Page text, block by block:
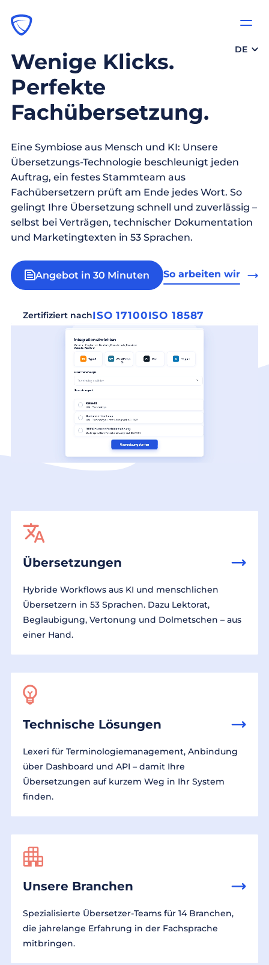
DE
Wenige Klicks.
Perfekte
Fachübersetzung.
Eine Symbiose aus Mensch und KI: Unsere
Übersetzungs-Technologie beschleunigt jeden
Auftrag, ein festes Stammteam aus
Fachübersetzern prüft am Ende jedes Wort. So
gelingt Ihre Übersetzung schnell und zuverlässig –
selbst bei Verträgen, technischer Dokumentation
und Marketingtexten in 53 Sprachen.
Angebot in 30 Minuten So arbeiten wir
Zertifiziert nachISO 17100ISO 18587
Übersetzungen
Hybride Workflows aus KI und menschlichen
Übersetzern in 53 Sprachen. Dazu Lektorat,
Beglaubigung, Vertonung und Dolmetschen – aus
einer Hand.
Technische Lösungen
Lexeri für Terminologiemanagement, Anbindung
über Dashboard und API – damit Ihre
Übersetzungen auf kurzem Weg in Ihr System
finden.
Unsere Branchen
Spezialisierte Übersetzer-Teams für 14 Branchen,
die jahrelange Erfahrung in der Fachsprache
mitbringen.